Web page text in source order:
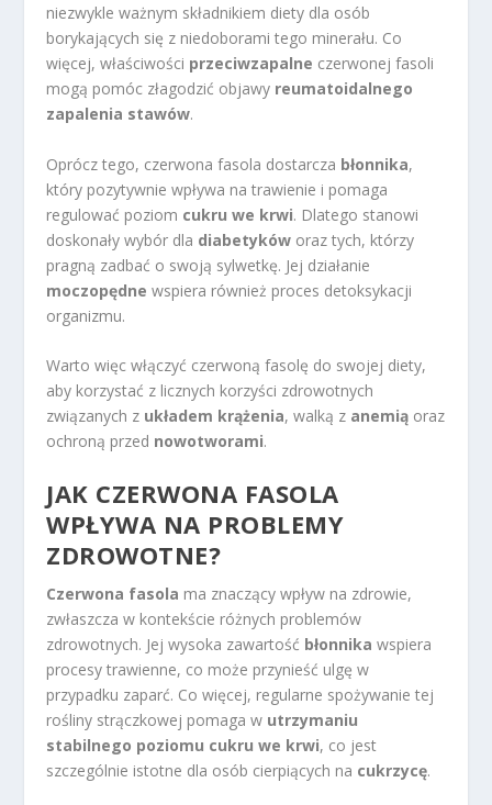
niezwykle ważnym składnikiem diety dla osób
borykających się z niedoborami tego minerału. Co
więcej, właściwości przeciwzapalne czerwonej fasoli
mogą pomóc złagodzić objawy reumatoidalnego
zapalenia stawów.
Oprócz tego, czerwona fasola dostarcza błonnika,
który pozytywnie wpływa na trawienie i pomaga
regulować poziom cukru we krwi. Dlatego stanowi
doskonały wybór dla diabetyków oraz tych, którzy
pragną zadbać o swoją sylwetkę. Jej działanie
moczopędne wspiera również proces detoksykacji
organizmu.
Warto więc włączyć czerwoną fasolę do swojej diety,
aby korzystać z licznych korzyści zdrowotnych
związanych z układem krążenia, walką z anemią oraz
ochroną przed nowotworami.
JAK CZERWONA FASOLA
WPŁYWA NA PROBLEMY
ZDROWOTNE?
Czerwona fasola ma znaczący wpływ na zdrowie,
zwłaszcza w kontekście różnych problemów
zdrowotnych. Jej wysoka zawartość błonnika wspiera
procesy trawienne, co może przynieść ulgę w
przypadku zaparć. Co więcej, regularne spożywanie tej
rośliny strączkowej pomaga w utrzymaniu
stabilnego poziomu cukru we krwi, co jest
szczególnie istotne dla osób cierpiących na cukrzycę.